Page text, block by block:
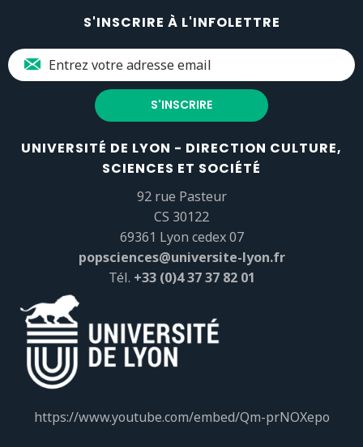
S'INSCRIRE À L'INFOLETTRE
UNIVERSITÉ DE LYON - DIRECTION CULTURE,
SCIENCES ET SOCIÉTÉ
92 rue Pasteur
CS 30122
69361 Lyon cedex 07
popsciences@universite-lyon.fr
Tél. +33 (0)4 37 37 82 01
https://www.youtube.com/embed/Qm-prNOXepo